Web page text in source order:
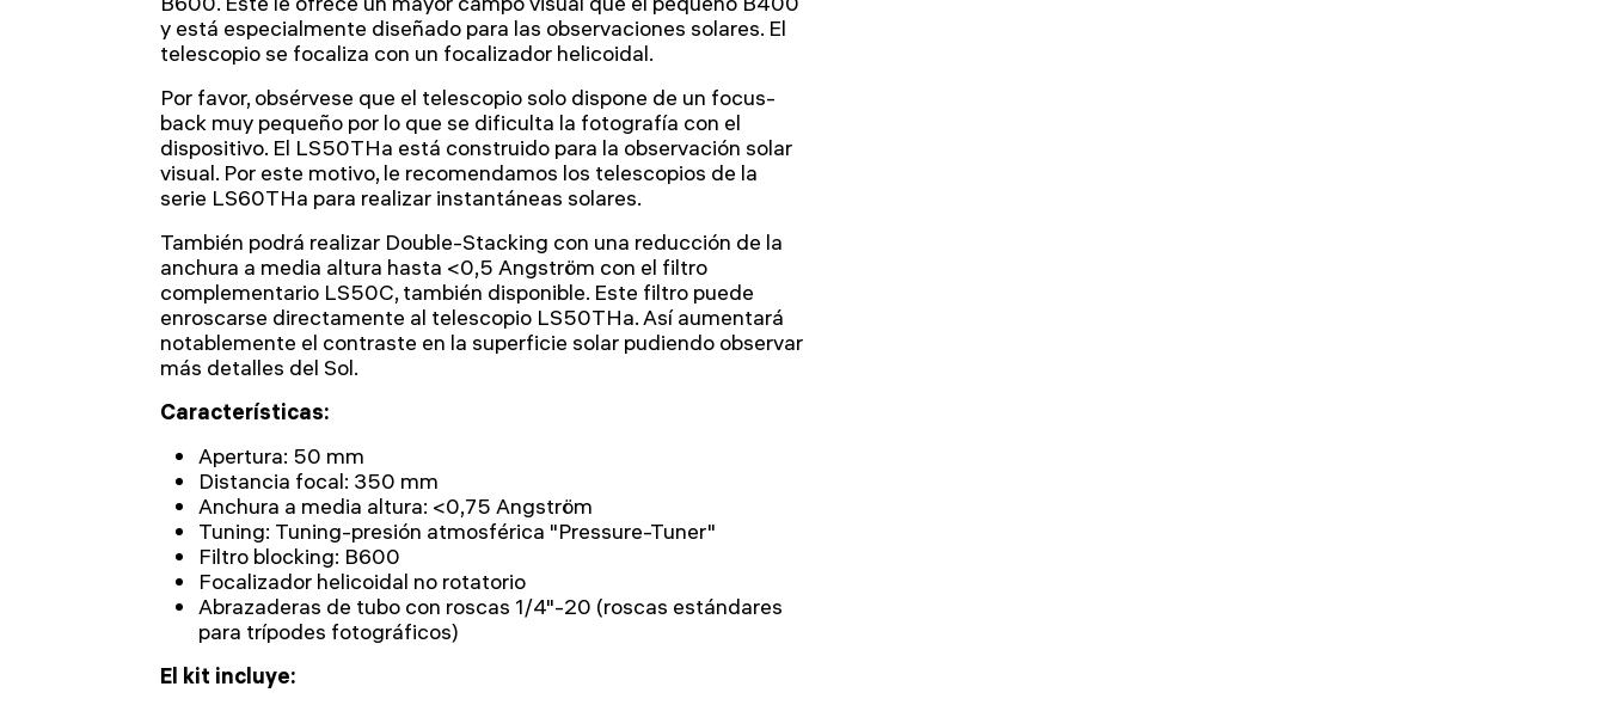
y está especialmente diseñado para las observaciones solares. El
telescopio se focaliza con un focalizador helicoidal.
Por favor, obsérvese que el telescopio solo dispone de un focus-
back muy pequeño por lo que se dificulta la fotografía con el
dispositivo. El LS50THa está construido para la observación solar
visual. Por este motivo, le recomendamos los telescopios de la
serie LS60THa para realizar instantáneas solares.
También podrá realizar Double-Stacking con una reducción de la
anchura a media altura hasta <0,5 Angström con el filtro
complementario LS50C, también disponible. Este filtro puede
enroscarse directamente al telescopio LS50THa. Así aumentará
notablemente el contraste en la superficie solar pudiendo observar
más detalles del Sol.
Características:
Apertura: 50 mm
Distancia focal: 350 mm
Anchura a media altura: <0,75 Angström
Tuning: Tuning-presión atmosférica "Pressure-Tuner"
Filtro blocking: B600
Focalizador helicoidal no rotatorio
Abrazaderas de tubo con roscas 1/4"-20 (roscas estándares
para trípodes fotográficos)
El kit incluye: